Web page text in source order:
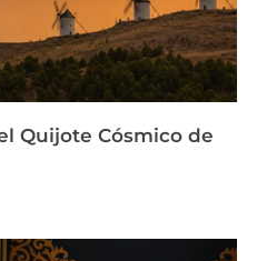
Quijote Cósmico de